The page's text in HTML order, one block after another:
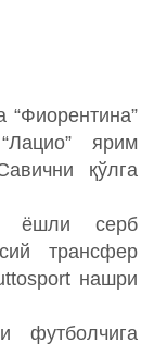
“Фиорентина”
ярим
қўлга
ёшли серб
трансфер
нашри
футболчига